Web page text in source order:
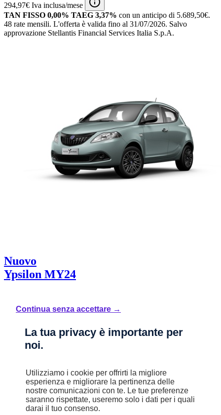
294,97€ Iva inclusa/mese
TAN FISSO 0,00% TAEG 3,37% con un anticipo di 5.689,50€.
48 rate mensili. L'offerta è valida fino al 31/07/2026. Salvo
approvazione Stellantis Financial Services Italia S.p.A.
Nuovo
Ypsilon MY24
Mild Hybrid
4,9 l/100km
B (110 g/km)
STELLANTIS &YOU MILANO GATTAMELATA
Prezzo di listino
20.750 €
Continua senza accettare →
La tua privacy è importante per
noi.
Utilizziamo i cookie per offrirti la migliore
esperienza e migliorare la pertinenza delle
nostre comunicazioni con te. Le tue preferenze
saranno rispettate, useremo solo i dati per i quali
darai il tuo consenso.